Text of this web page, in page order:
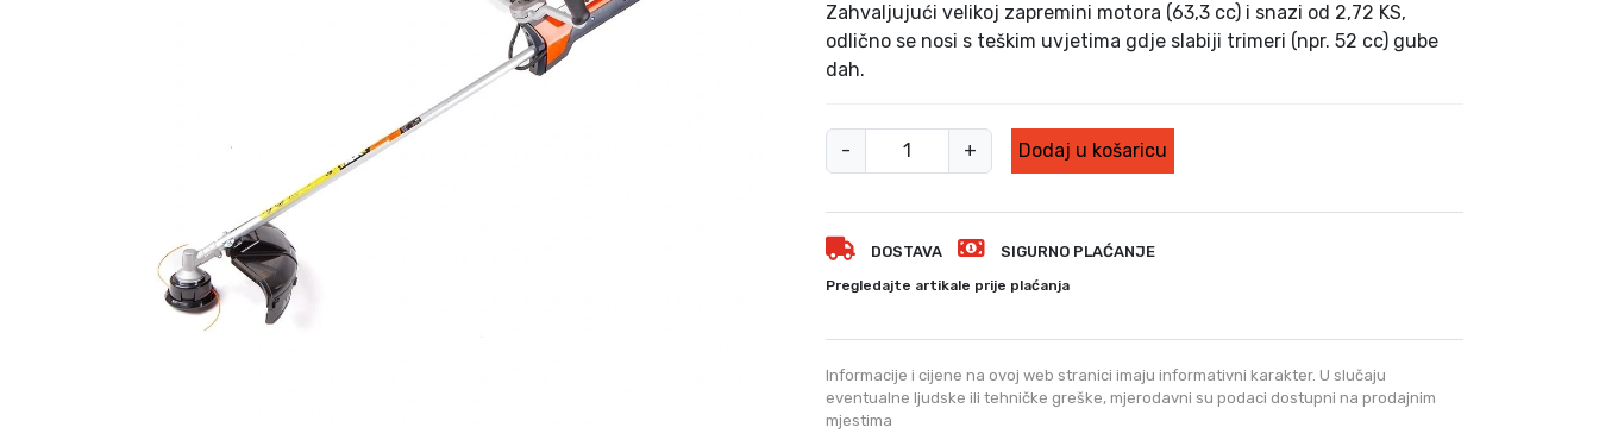
Zahvaljujući velikoj zapremini motora (63,3 cc) i snazi od 2,72 KS,
odlično se nosi s teškim uvjetima gdje slabiji trimeri (npr. 52 cc) gube
dah.
-
o
r
n
t
r
i
m
+ Dodaj u košaricu
DOSTAVA SIGURNO PLAĆANJE
Pregledajte artikale prije plaćanja
Informacije i cijene na ovoj web stranici imaju informativni karakter. U slučaju
eventualne ljudske ili tehničke greške, mjerodavni su podaci dostupni na prodajnim
mjestima